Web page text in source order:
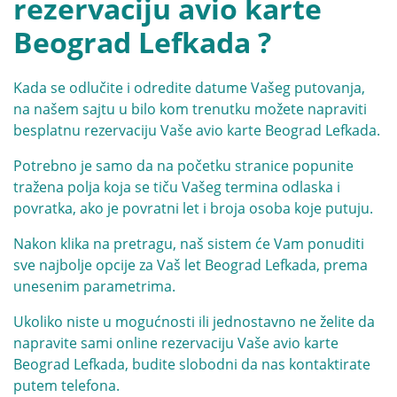
rezervaciju avio karte
Beograd Lefkada ?
Kada se odlučite i odredite datume Vašeg putovanja,
na našem sajtu u bilo kom trenutku možete napraviti
besplatnu rezervaciju Vaše avio karte Beograd Lefkada.
Potrebno je samo da na početku stranice popunite
tražena polja koja se tiču Vašeg termina odlaska i
povratka, ako je povratni let i broja osoba koje putuju.
Nakon klika na pretragu, naš sistem će Vam ponuditi
sve najbolje opcije za Vaš let Beograd Lefkada, prema
unesenim parametrima.
Ukoliko niste u mogućnosti ili jednostavno ne želite da
napravite sami online rezervaciju Vaše avio karte
Beograd Lefkada, budite slobodni da nas kontaktirate
putem telefona.